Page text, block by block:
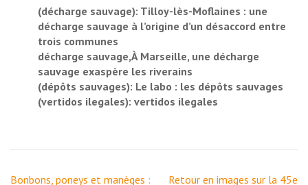
(décharge sauvage): Tilloy-lès-Moflaines : une
décharge sauvage à l’origine d’un désaccord entre
trois communes
décharge sauvage,À Marseille, une décharge
sauvage exaspère les riverains
(dépôts sauvages): Le labo : les dépôts sauvages
(vertidos ilegales): vertidos ilegales
Navigation
Bonbons, poneys et manèges :
Retour en images sur la 45e